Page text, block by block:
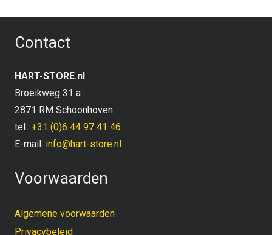
Contact
HART-STORE.nl
Broeikweg 31 a
2871 RM Schoonhoven
tel.: +31 (0)6 44 97 41 46
E-mail: info@hart-store.nl
Voorwaarden
Algemene voorwaarden
Privacybeleid